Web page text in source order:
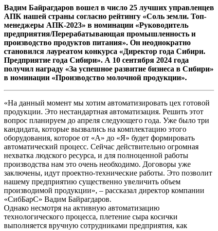
Вадим Байрагдаров вошел в число 25 лучших управленцев
АПК нашей страны согласно рейтингу «Соль земли. Топ-
менеджеры АПК-2023» в номинации «Руководитель
предприятия/Перерабатывающая промышленность и
производство продуктов питания». Он неоднократно
становился лауреатом конкурса «Директор года Сибири.
Предприятие года Сибири». А 10 сентября 2024 года
получил награду «За успешное развитие бизнеса в Сибири»
в номинации «Производство молочной продукции».
«На данный момент мы хотим автоматизировать цех готовой
продукции. Это нестандартная автоматизация. Решить этот
вопрос планируем до апреля следующего года. Уже было три
кандидата, которые вызвались на комплектацию этого
оборудования, которое от «А» до «Я» будет формировать
автоматический процесс. Сейчас действительно огромная
нехватка людского ресурса, и для полноценной работы
производства нам это очень необходимо. Договоры уже
заключены, идут проектно-технические работы. Это позволит
нашему предприятию существенно увеличить объем
производимой продукции», – рассказал директор компании
«СибБарС» Вадим Байрагдаров.
Однако несмотря на активную автоматизацию
технологического процесса, плетение сыра косички
выполняется вручную сотрудниками предприятия, как